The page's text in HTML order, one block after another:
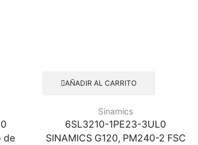
de
AÑADIR AL CARRITO
Sinamics
6SL3210-1PE23-3UL0
SINAMICS G120, PM240-2 FSC